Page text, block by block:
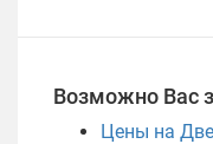
Возможно Вас
Цены на